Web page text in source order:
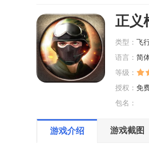
正义
类型： 飞
语言： 简
等级：
授权： 免
包名：
游戏介绍 游戏截图